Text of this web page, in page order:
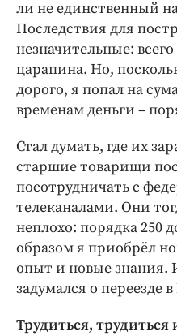
ли не единственный
Последствия для
незначительные:
царапина. Но,
дорого, я попал на
временам деньги –
Стал думать, где их
старшие товарищи
посотрудничать с
телеканалами. Они
неплохо: порядка 250
образом я приобрёл
опыт и новые знания.
задумался о переезде
Трудиться, трудиться